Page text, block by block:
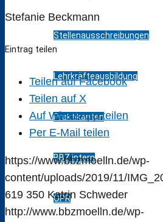
Stellenausschreibungen
Lehrkräfteausbildung
Praktikanten
BBZ intern
ÖPR
Stefanie Beckmann
Eintrag teilen
Teilen auf Facebook
Teilen auf X
Auf WhatsApp teilen
Per E-Mail teilen
https://www.bbzmoelln.de/wp-
content/uploads/2019/11/
619 350 Katrin Schweder
http://www.bbzmoelln.de/wp-